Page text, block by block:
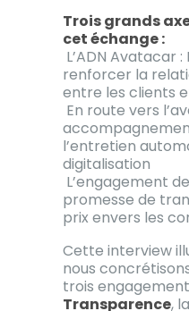
Trois grands
cet échange :
L’ADN Avatacar
renforcer la
entre les clients
En route vers
l’entretien
digitalisation
L’engagement
promesse de
prix envers les
Cette interview
nous
trois
Transparence, la